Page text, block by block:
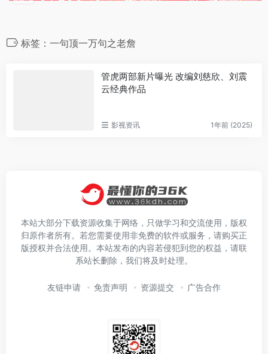
标签：一句顶一万句之老詹
管虎两部新片曝光 改编刘慈欣、刘震
云经典作品
影视资讯 1年前 (2025)
本站大部分下载资源收集于网络，只做学习和交流使用，版权
归原作者所有。若您需要使用非免费的软件或服务，请购买正
版授权并合法使用。本站发布的内容若侵犯到您的权益，请联
系站长删除，我们将及时处理。
友链申请 免责声明 资源提交 广告合作